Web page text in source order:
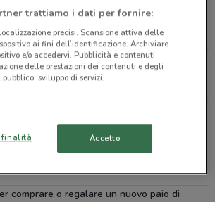
37 Roma
Roma
negozi
comprare o regalare un nuovo paio di
trattiamo i dati per fornire:
precisi. Scansione attiva delle
ai fini dell’identificazione. Archiviare
e/o accedervi. Pubblicità e contenuti
delle prestazioni dei contenuti e degli
sviluppo di servizi.
finalità Accetto